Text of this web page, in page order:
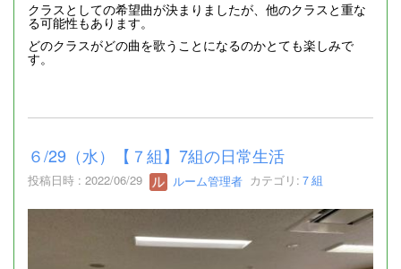
クラスとしての希望曲が決まりましたが、他のクラスと重な
る可能性もあります。
どのクラスがどの曲を歌うことになるのかとても楽しみで
す。
６/29（水）【７組】7組の日常生活
投稿日時 : 2022/06/29 ルーム管理者 カテゴリ: ７組